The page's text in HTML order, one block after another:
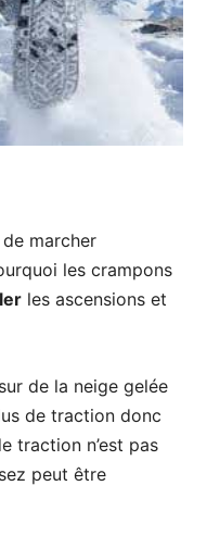
marcher
les crampons
les ascensions et
de la neige gelée
de traction donc
traction n’est pas
peut être